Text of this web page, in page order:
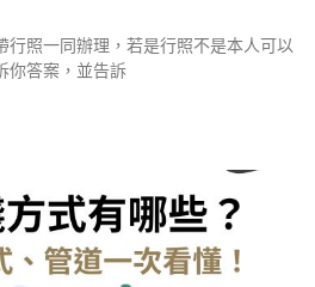
行照一同辦理，若是行照不是本人可以
你答案，並告訴